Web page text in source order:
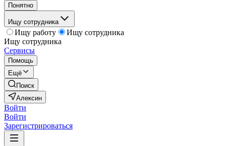
Понятно
Ищу сотрудника
Ищу работу
Ищу сотрудника
Ищу сотрудника
Сервисы
Помощь
Ещё
Поиск
Алексин
Войти
Войти
Зарегистрироваться